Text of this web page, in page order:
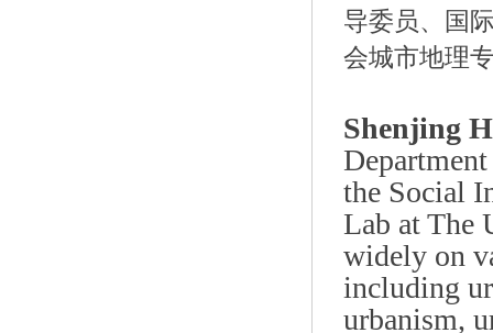
导委员、国
会城市地理
Shenjing
the Social
Lab at The
widely on
including
urbanism,